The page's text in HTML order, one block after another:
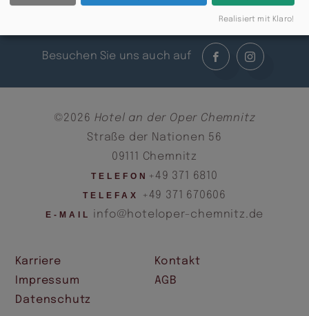
Besuchen Sie uns auch auf
©2026 Hotel an der Oper Chemnitz
Straße der Nationen 56
09111 Chemnitz
TELEFON +49 371 6810
TELEFAX +49 371 670606
E-MAIL info@hoteloper-chemnitz.de
Karriere
Kontakt
Impressum
AGB
Datenschutz
Realisiert mit Klaro!